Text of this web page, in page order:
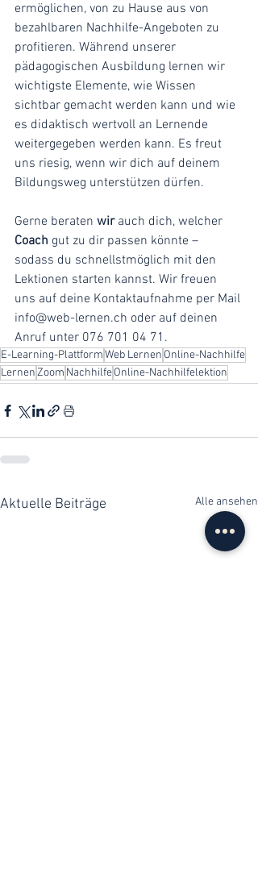
ermöglichen, von zu Hause aus von
bezahlbaren Nachhilfe-Angeboten zu
profitieren. Während unserer
pädagogischen Ausbildung lernen wir
wichtigste Elemente, wie Wissen
sichtbar gemacht werden kann und wie
es didaktisch wertvoll an Lernende
weitergegeben werden kann. Es freut
uns riesig, wenn wir dich auf deinem
Bildungsweg unterstützen dürfen.
Gerne beraten wir auch dich, welcher
Coach gut zu dir passen könnte –
sodass du schnellstmöglich mit den
Lektionen starten kannst. Wir freuen
uns auf deine Kontaktaufnahme per Mail
info@web-lernen.ch oder auf deinen
Anruf unter 076 701 04 71.
E-Learning-PlattformWeb Lernen Online-Nachhilfe
LernenZoom NachhilfeOnline-Nachhilfelektion
Aktuelle Beiträge Alle ansehen